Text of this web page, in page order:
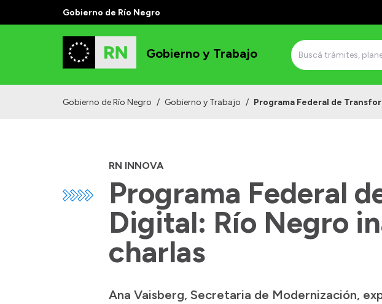
Gobierno de Río Negro
Gobierno y Trabajo
Gobierno de Río Negro / Gobierno y Trabajo / Programa Federal de
RN INNOVA
Programa Federal
Digital: Río Negro
charlas
Ana Vaisberg, Secretaria de Modernización,